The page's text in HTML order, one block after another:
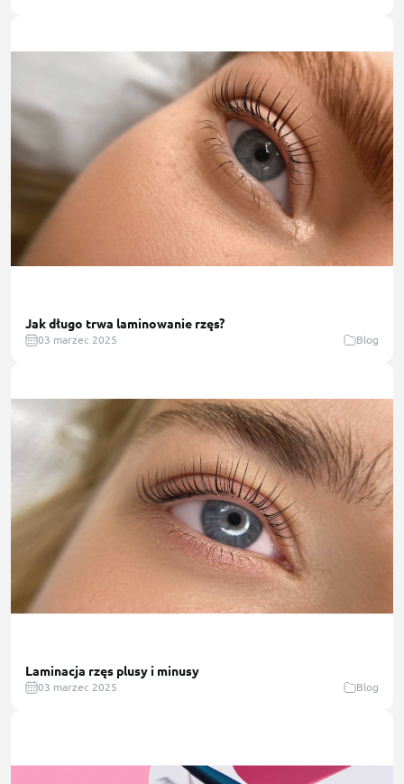
Jak długo trwa laminowanie rzęs?
03 marzec 2025 Blog
Laminacja rzęs plusy i minusy
03 marzec 2025 Blog